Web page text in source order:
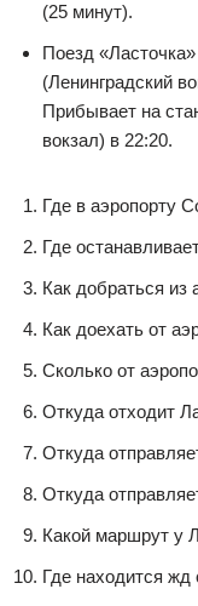
(25 минут).
Поезд
(Ленинградский
Прибывает на
вокзал) в 22:20.
Где в аэропорту
Где
Как добраться из
Как доехать от
Сколько от
Откуда отходит
Откуда
Откуда
Какой маршрут у
Где находится жд